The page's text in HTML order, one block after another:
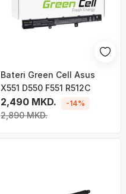
Bateri Green Cell Asus
X551 D550 F551 R512C
2,490 MKD.
2,890 MKD.
-14%